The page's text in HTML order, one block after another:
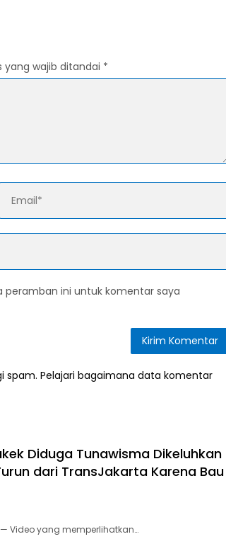
yang wajib ditandai *
peramban ini untuk komentar saya
spam. Pelajari bagaimana data komentar
Diduga Tunawisma Dikeluhkan
dari TransJakarta Karena Bau
Video yang memperlihatkan…